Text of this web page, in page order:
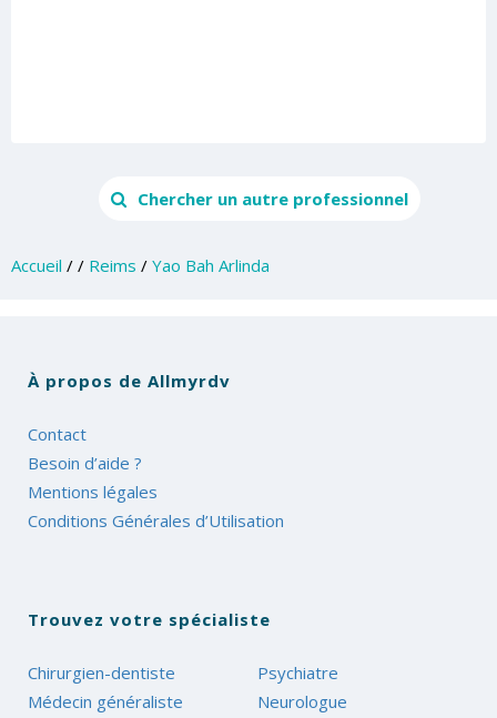
Chercher un autre professionnel
Accueil / / Reims / Yao Bah Arlinda
À propos de Allmyrdv
Contact
Besoin d’aide ?
Mentions légales
Conditions Générales d’Utilisation
Trouvez votre spécialiste
Chirurgien-dentiste
Médecin généraliste
Psychiatre
Neurologue